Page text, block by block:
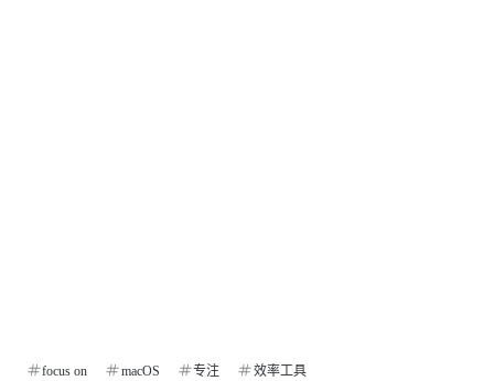
focus on macOS 专注 效率工具